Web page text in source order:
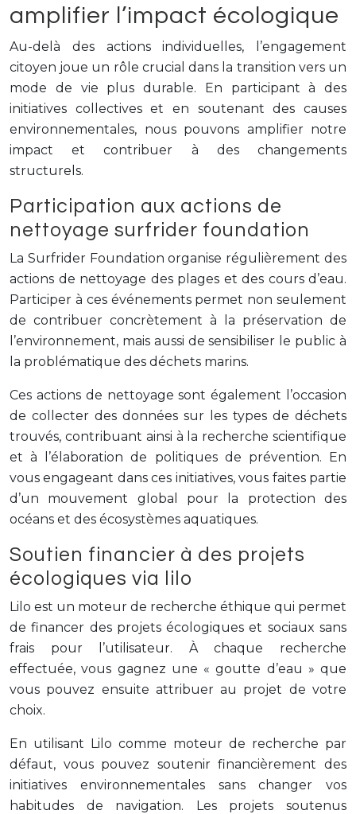
amplifier l’impact écologique
Au-delà des actions individuelles, l’engagement
citoyen joue un rôle crucial dans la transition vers un
mode de vie plus durable. En participant à des
initiatives collectives et en soutenant des causes
environnementales, nous pouvons amplifier notre
impact et contribuer à des changements
structurels.
Participation aux actions de
nettoyage surfrider foundation
La Surfrider Foundation organise régulièrement des
actions de nettoyage des plages et des cours d’eau.
Participer à ces événements permet non seulement
de contribuer concrètement à la préservation de
l’environnement, mais aussi de sensibiliser le public à
la problématique des déchets marins.
Ces actions de nettoyage sont également l’occasion
de collecter des données sur les types de déchets
trouvés, contribuant ainsi à la recherche scientifique
et à l’élaboration de politiques de prévention. En
vous engageant dans ces initiatives, vous faites partie
d’un mouvement global pour la protection des
océans et des écosystèmes aquatiques.
Soutien financier à des projets
écologiques via lilo
Lilo est un moteur de recherche éthique qui permet
de financer des projets écologiques et sociaux sans
frais pour l’utilisateur. À chaque recherche
effectuée, vous gagnez une « goutte d’eau » que
vous pouvez ensuite attribuer au projet de votre
choix.
En utilisant Lilo comme moteur de recherche par
défaut, vous pouvez soutenir financièrement des
initiatives environnementales sans changer vos
habitudes de navigation. Les projets soutenus